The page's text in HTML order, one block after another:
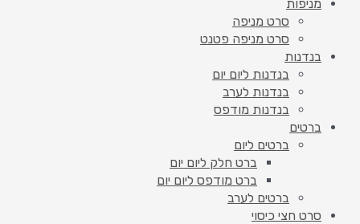
מניפות
סרט מניפה
סרט מניפה פטנט
בנדנות
בנדנות ליום יום
בנדנות לערב
בנדנות מודפס
ברטים
ברטים ליום
ברט חלק ליום יום
ברט מודפס ליום יום
ברטים לערב
סרט חצי כיסוי